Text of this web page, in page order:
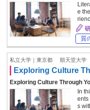
e
質
私立大学｜東京都 順天堂大学
Exploring Culture
Exploring Culture Through
In
ents
s